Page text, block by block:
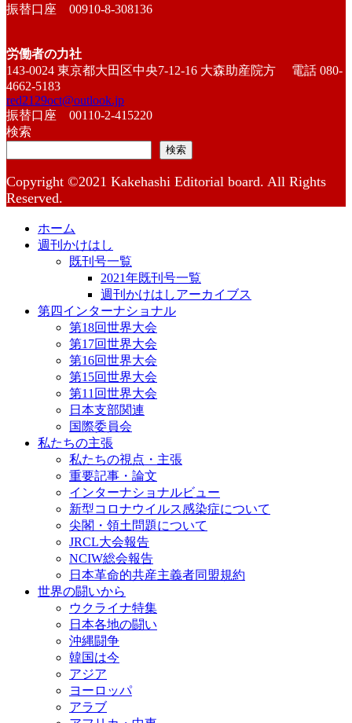
振替口座 00910-8-308136
労働者の力社
143-0024 東京都大田区中央7-12-16 大森助産院方 電話 080-
4662-5183
red2129oct@outlook.jp
振替口座 00110-2-415220
検索
検索
Copyright ©2021 Kakehashi Editorial board. All Rights
Reserved.
ホーム
週刊かけはし
既刊号一覧
2021年既刊号一覧
週刊かけはしアーカイブス
第四インターナショナル
第18回世界大会
第17回世界大会
第16回世界大会
第15回世界大会
第11回世界大会
日本支部関連
国際委員会
私たちの主張
私たちの視点・主張
重要記事・論文
インターナショナルビュー
新型コロナウイルス感染症について
尖閣・領土問題について
JRCL大会報告
NCIW総会報告
日本革命的共産主義者同盟規約
世界の闘いから
ウクライナ特集
日本各地の闘い
沖縄闘争
韓国は今
アジア
ヨーロッパ
アラブ